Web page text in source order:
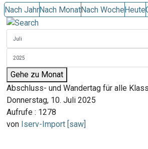
Nach JahrNach MonatNach WocheHeute
Gehe zu Monat
Abschluss- und Wandertag für alle
Donnerstag, 10. Juli 2025
Aufrufe: 1278
von Iserv-Import [saw]